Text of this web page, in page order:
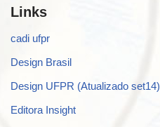
Links
cadi ufpr
Design Brasil
Design UFPR (Atualizado set14)
Editora Insight